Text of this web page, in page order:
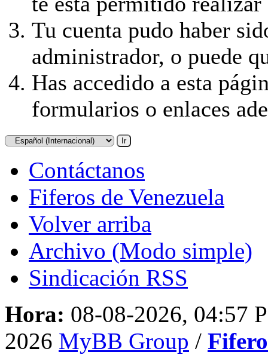
Tu cuenta pudo haber
administrador, o puede
Has accedido a esta
formularios o enlaces
Contáctanos
Fiferos de Venezuela
Volver arriba
Archivo (Modo simple)
Sindicación RSS
Hora: 08-08-2026, 04:57
2026 MyBB Group /